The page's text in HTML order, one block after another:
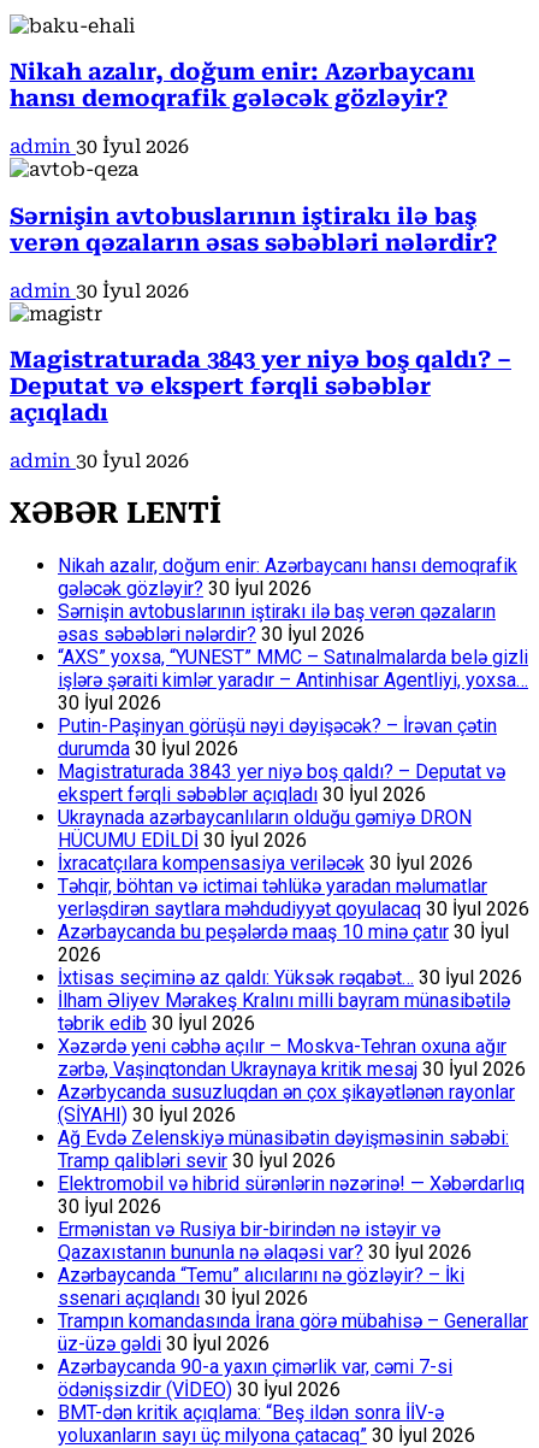
Nikah azalır, doğum enir: Azərbaycanı
hansı demoqrafik gələcək gözləyir?
admin 30 İyul 2026
Sərnişin avtobuslarının iştirakı ilə baş
verən qəzaların əsas səbəbləri nələrdir?
admin 30 İyul 2026
Magistraturada 3843 yer niyə boş qaldı? –
Deputat və ekspert fərqli səbəblər
açıqladı
admin 30 İyul 2026
XƏBƏR LENTİ
Nikah azalır, doğum enir: Azərbaycanı hansı demoqrafik
gələcək gözləyir? 30 İyul 2026
Sərnişin avtobuslarının iştirakı ilə baş verən qəzaların
əsas səbəbləri nələrdir? 30 İyul 2026
“AXS” yoxsa, “YUNEST” MMC – Satınalmalarda belə gizli
işlərə şəraiti kimlər yaradır – Antinhisar Agentliyi, yoxsa…
30 İyul 2026
Putin-Paşinyan görüşü nəyi dəyişəcək? – İrəvan çətin
durumda 30 İyul 2026
Magistraturada 3843 yer niyə boş qaldı? – Deputat və
ekspert fərqli səbəblər açıqladı 30 İyul 2026
Ukraynada azərbaycanlıların olduğu gəmiyə DRON
HÜCUMU EDİLDİ 30 İyul 2026
İxracatçılara kompensasiya veriləcək 30 İyul 2026
Təhqir, böhtan və ictimai təhlükə yaradan məlumatlar
yerləşdirən saytlara məhdudiyyət qoyulacaq 30 İyul 2026
Azərbaycanda bu peşələrdə maaş 10 minə çatır 30 İyul
2026
İxtisas seçiminə az qaldı: Yüksək rəqabət… 30 İyul 2026
İlham Əliyev Mərakeş Kralını milli bayram münasibətilə
təbrik edib 30 İyul 2026
Xəzərdə yeni cəbhə açılır – Moskva-Tehran oxuna ağır
zərbə, Vaşinqtondan Ukraynaya kritik mesaj 30 İyul 2026
Azərbycanda susuzluqdan ən çox şikayətlənən rayonlar
(SİYAHI) 30 İyul 2026
Ağ Evdə Zelenskiyə münasibətin dəyişməsinin səbəbi:
Tramp qalibləri sevir 30 İyul 2026
Elektromobil və hibrid sürənlərin nəzərinə! — Xəbərdarlıq
30 İyul 2026
Ermənistan və Rusiya bir-birindən nə istəyir və
Qazaxıstanın bununla nə əlaqəsi var? 30 İyul 2026
Azərbaycanda “Temu” alıcılarını nə gözləyir? – İki
ssenari açıqlandı 30 İyul 2026
Trampın komandasında İrana görə mübahisə – Generallar
üz-üzə gəldi 30 İyul 2026
Azərbaycanda 90-a yaxın çimərlik var, cəmi 7-si
ödənişsizdir (VİDEO) 30 İyul 2026
BMT-dən kritik açıqlama: “Beş ildən sonra İİV-ə
yoluxanların sayı üç milyona çatacaq” 30 İyul 2026